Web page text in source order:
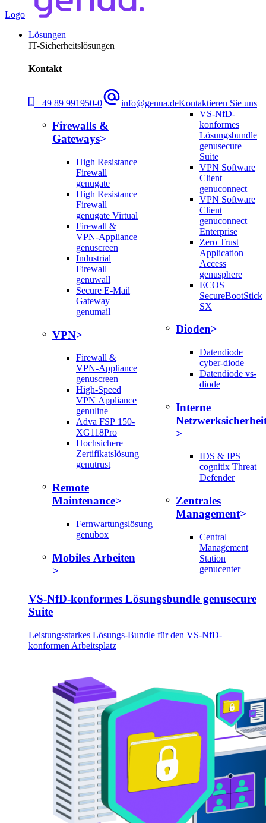
Logo
Lösungen
IT-Sicherheitslösungen
Kontakt
+ 49 89 991950-0 info@genua.deKontaktieren Sie uns
Firewalls &
Gateways
High Resistance
Firewall
genugate
High Resistance
Firewall
genugate Virtual
Firewall &
VPN-Appliance
genuscreen
Industrial
Firewall
genuwall
Secure E-Mail
Gateway
genumail
VPN
Firewall &
VPN-Appliance
genuscreen
High-Speed
VPN Appliance
genuline
Adva FSP 150-
XG118Pro
Hochsichere
Zertifikatslösung
genutrust
Remote
Maintenance
Fernwartungslösung
genubox
Mobiles Arbeiten
VS-NfD-
konformes
Lösungsbundle
genusecure
Suite
VPN Software
Client
genuconnect
VPN Software
Client
genuconnect
Enterprise
Zero Trust
Application
Access
genusphere
ECOS
SecureBootStick
SX
Dioden
Datendiode
cyber-diode
Datendiode vs-
diode
Interne
IDS & IPS
cognitix Threat
Defender
Zentrales
Management
Central
Management
Station
genucenter
VS-NfD-konformes Lösungsbundle genusecure
Suite
Leistungsstarkes Lösungs-Bundle für den VS-NfD-
konformen Arbeitsplatz